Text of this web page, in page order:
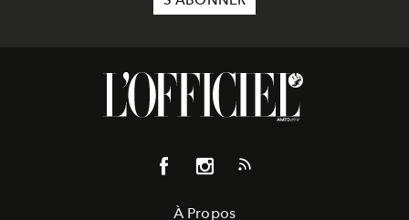
À Propos